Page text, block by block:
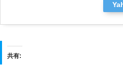
共有: